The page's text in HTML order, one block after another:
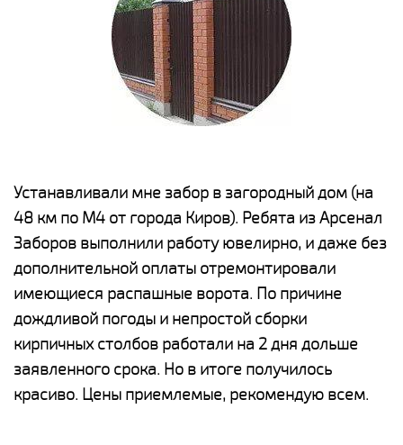
Устанавливали мне забор в загородный дом (на
48 км по М4 от города Киров). Ребята из Арсенал
Заборов выполнили работу ювелирно, и даже без
дополнительной оплаты отремонтировали
имеющиеся распашные ворота. По причине
дождливой погоды и непростой сборки
кирпичных столбов работали на 2 дня дольше
заявленного срока. Но в итоге получилось
красиво. Цены приемлемые, рекомендую всем.